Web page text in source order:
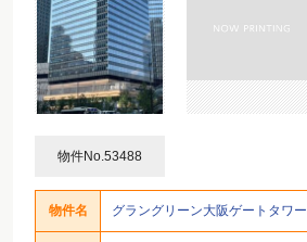
物件No.53488
物件名 グラングリーン大阪ゲートタワー